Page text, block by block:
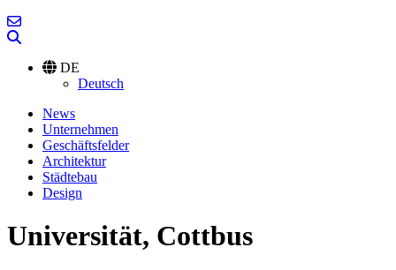
DE
Deutsch
News
Unternehmen
Geschäftsfelder
Architektur
Städtebau
Design
Universität, Cottbus